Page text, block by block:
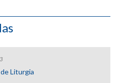
Liturgia